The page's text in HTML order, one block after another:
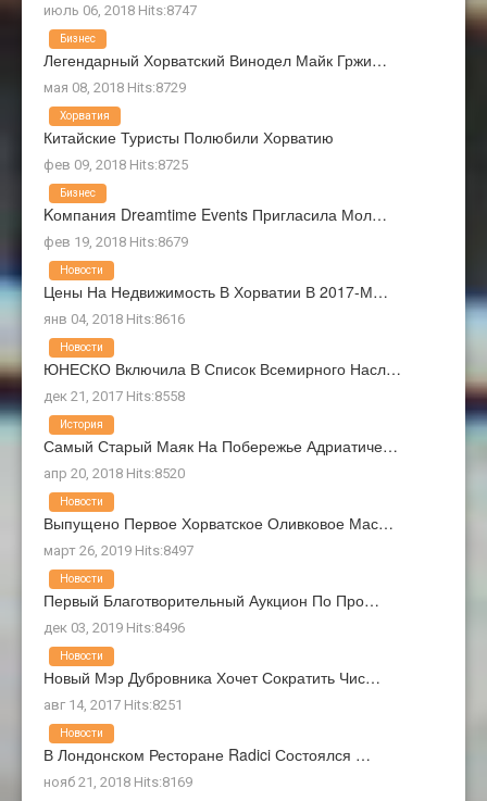
июль 06, 2018 Hits:8747
Легендарный Хорватский Винодел Майк Гржи…
мая 08, 2018 Hits:8729
Бизнес
Китайские Туристы Полюбили Хорватию
фев 09, 2018 Hits:8725
Хорватия
Kомпания Dreamtime Events Пригласила Мол…
фев 19, 2018 Hits:8679
Бизнес
Цены На Недвижимость В Хорватии В 2017-М…
янв 04, 2018 Hits:8616
Новости
ЮНЕСКО Включила В Список Всемирного Насл…
дек 21, 2017 Hits:8558
Новости
Самый Старый Маяк На Побережье Адриатиче…
апр 20, 2018 Hits:8520
История
Выпущено Первое Хорватское Оливковое Мас…
март 26, 2019 Hits:8497
Новости
Первый Благотворительный Аукцион По Про…
дек 03, 2019 Hits:8496
Новости
Новый Мэр Дубровника Хочет Сократить Чис…
авг 14, 2017 Hits:8251
Новости
В Лондонском Ресторане Radici Состоялся …
нояб 21, 2018 Hits:8169
Новости